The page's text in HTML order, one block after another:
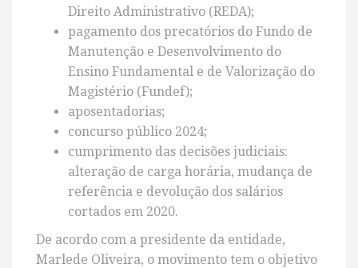
Direito Administrativo (REDA);
pagamento dos precatórios do Fundo de
Manutenção e Desenvolvimento do
Ensino Fundamental e de Valorização do
Magistério (Fundef);
aposentadorias;
⁠concurso público 2024;
cumprimento das decisões judiciais:
alteração de carga horária, mudança de
referência e devolução dos salários
cortados em 2020.
De acordo com a presidente da entidade,
Marlede Oliveira, o movimento tem o objetivo